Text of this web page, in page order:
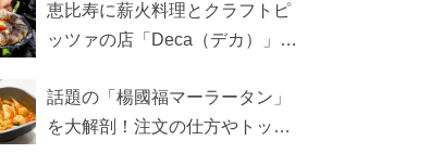
メニュー
恵比寿に薪火料理とクラフトピ
ッツァの店「Deca（デカ）」が
ストラン
話題の「楊國福マーラータン」
を大解剖！注文の仕方やトッピ